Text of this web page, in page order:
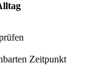
Zeitpunkt